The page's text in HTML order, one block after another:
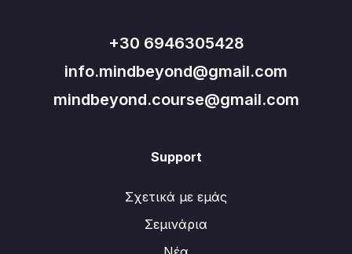
+30 6946305428
info.mindbeyond@gmail.com
mindbeyond.course@gmail.com
Support
Σχετικά με εμάς
Σεμινάρια